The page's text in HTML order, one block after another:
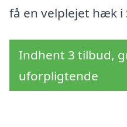
få en velplejet hæk
Indhent 3 tilbud,
uforpligtende